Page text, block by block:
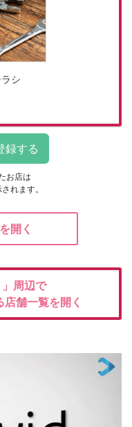
シ
お店は
れます。
開く
」周辺で
舗一覧を開く